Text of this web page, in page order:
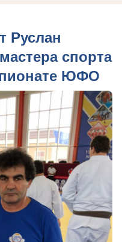
Руслан
спорта
ЮФО